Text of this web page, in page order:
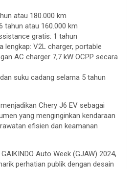
atau 180.000 km
tahun atau 160.000 km
gratis: 1 tahun
lengkap: V2L charger, portable
AC charger 7,7 kW OCPP secara
suku cadang selama 5 tahun
Chery J6 EV sebagai
yang menginginkan kendaraan
efisien dan keamanan
Auto Week (GJAW) 2024,
perhatian publik dengan desain